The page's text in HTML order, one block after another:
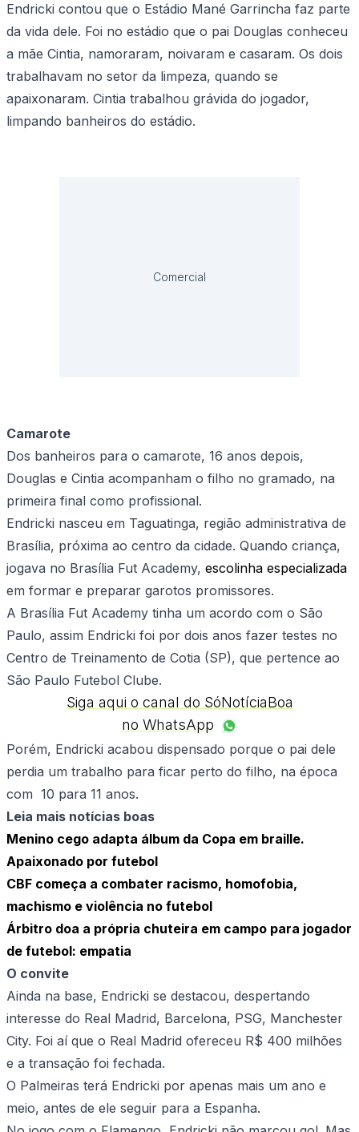
Endricki contou que o Estádio Mané Garrincha faz parte
da vida dele. Foi no estádio que o pai Douglas conheceu
a mãe Cintia, namoraram, noivaram e casaram. Os dois
trabalhavam no setor da limpeza, quando se
apaixonaram. Cintia trabalhou grávida do jogador,
limpando banheiros do estádio.
Comercial
Camarote
Dos banheiros para o camarote, 16 anos depois,
Douglas e Cintia acompanham o filho no gramado, na
primeira final como profissional.
Endricki nasceu em Taguatinga, região administrativa de
Brasília, próxima ao centro da cidade. Quando criança,
jogava no Brasília Fut Academy, escolinha especializada
em formar e preparar garotos promissores.
A Brasília Fut Academy tinha um acordo com o São
Paulo, assim Endricki foi por dois anos fazer testes no
Centro de Treinamento de Cotia (SP), que pertence ao
São Paulo Futebol Clube.
Siga aqui o canal do SóNotíciaBoa
no WhatsApp
Porém, Endricki acabou dispensado porque o pai dele
perdia um trabalho para ficar perto do filho, na época
com 10 para 11 anos.
Leia mais notícias boas
Menino cego adapta álbum da Copa em braille.
Apaixonado por futebol
CBF começa a combater racismo, homofobia,
machismo e violência no futebol
Árbitro doa a própria chuteira em campo para jogador
de futebol: empatia
O convite
Ainda na base, Endricki se destacou, despertando
interesse do Real Madrid, Barcelona, PSG, Manchester
City. Foi aí que o Real Madrid ofereceu R$ 400 milhões
e a transação foi fechada.
O Palmeiras terá Endricki por apenas mais um ano e
meio, antes de ele seguir para a Espanha.